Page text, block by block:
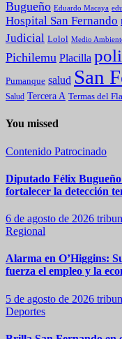
Bugueño Eduardo Macaya
Hospital San Fernando
Judicial Lolol Medio
Pichilemu Placilla
Pumanque salud San
Salud Tercera A Termas del
You missed
Contenido Patrocinado
Diputado Félix
fortalecer la detección
6 de agosto de 2026
Regional
Alarma en O’Higgins:
fuerza el empleo y la
5 de agosto de 2026
Deportes